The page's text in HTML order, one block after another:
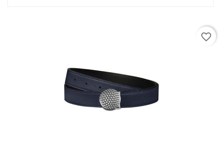
favorite_border